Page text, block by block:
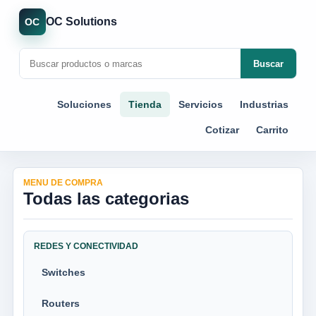
OC OC Solutions
Buscar
Soluciones Tienda Servicios Industrias
Cotizar Carrito
MENU DE COMPRA
Todas las categorias
REDES Y CONECTIVIDAD
Switches
Routers